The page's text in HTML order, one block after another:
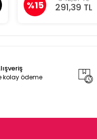
%15 291,39 TL
kolay ödeme